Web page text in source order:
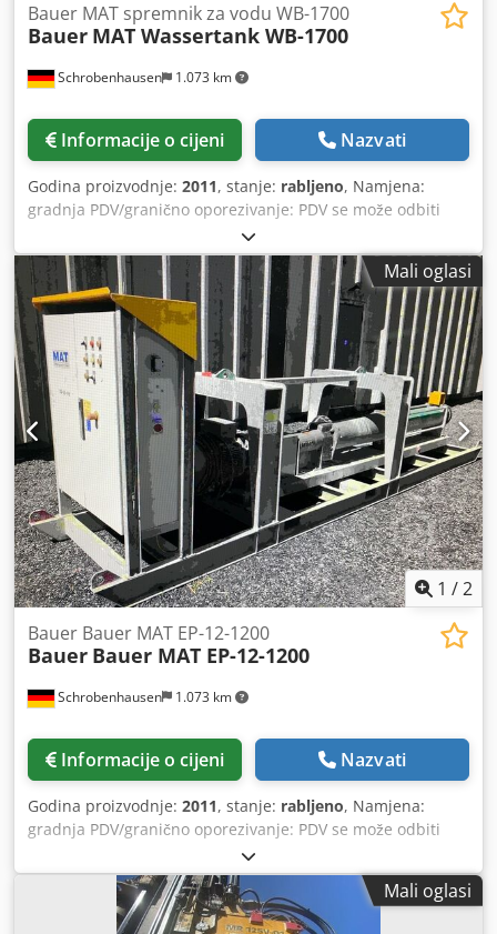
Schrobenhausen 1.073 km
Bauer MAT spremnik za vodu WB-1700
Bauer MAT Wassertank WB-1700
Informacije o cijeni Nazvati
Godina proizvodnje: 2011, stanje: rabljeno, Namjena:
gradnja PDV/granično oporezivanje: PDV se može odbiti
Kontaktirajte Mohamad Fattah Ahmad za više informacija.
MAT spremnik za vodu WB-1700 Chedsh Ty A Sopfx Aixsa
Dobro stanje Spremno za trenutnu upotrebu
Mali oglasi
1 /2
Schrobenhausen 1.073 km
Bauer Bauer MAT EP-12-1200
Bauer Bauer MAT EP-12-1200
Informacije o cijeni Nazvati
Godina proizvodnje: 2011, stanje: rabljeno, Namjena:
gradnja PDV/granično oporezivanje: PDV se može odbiti
Chodpfx Aoh Tyypsixja Kontaktirajte Mohamad Fattah
Ahmad za više informacija. Bauer MAT EP-12-1200 pumpa
s progresivnom šupljinom Dobro stanje Spremno za
trenutnu upotrebu
Mali oglasi